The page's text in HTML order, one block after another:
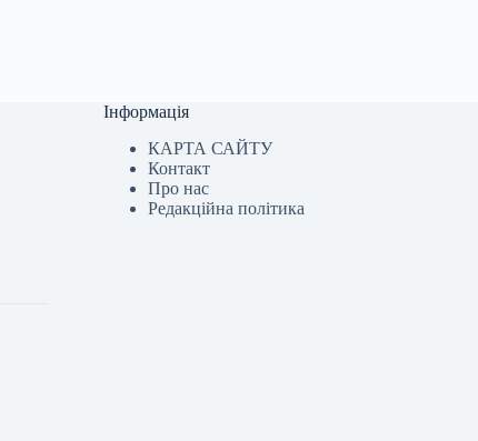
Інформація
КАРТА САЙТУ
Контакт
Про нас
Редакційна політика